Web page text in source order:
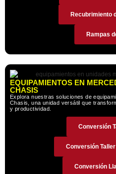
Recubrimiento
Rampas
EQUIPAMIENTOS EN
CHASIS
Explora nuestras soluciones de
Chasis, una unidad versátil que
y productividad.
Conversión
Conversión
Conversión